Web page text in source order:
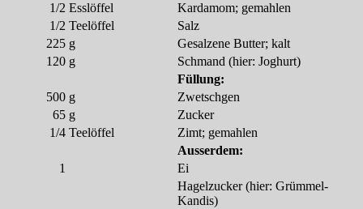
1/2 Esslöffel
Kardamom; gemahlen
1/2 Teelöffel
Salz
225 g
Gesalzene Butter; kalt
120 g
Schmand (hier: Joghurt)
Füllung:
500 g
Zwetschgen
65 g
Zucker
1/4 Teelöffel
Zimt; gemahlen
Ausserdem:
1
Ei
Hagelzucker (hier: Grümmel-
Kandis)